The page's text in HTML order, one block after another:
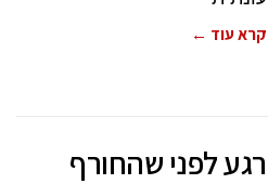
קרא עוד ←
רגע לפני שהחורף